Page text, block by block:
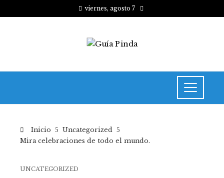
viernes, agosto 7
Inicio
Uncategorized
Mira celebraciones de todo el mundo.
UNCATEGORIZED